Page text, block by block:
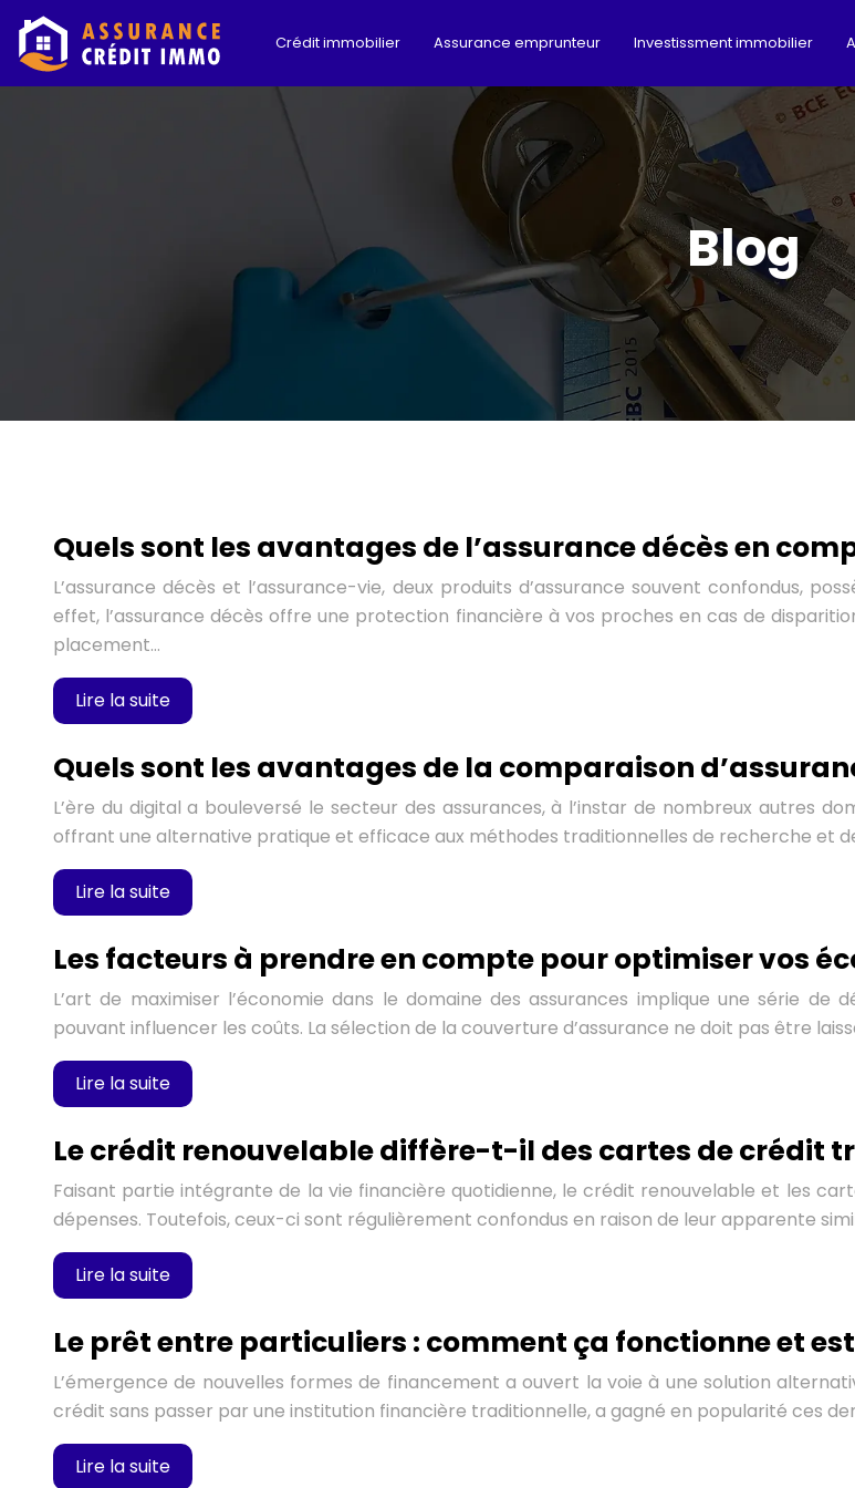
Crédit immobilier Assurance emprunteur Investissment immobilier
Blog
Quels sont les avantages de l’assurance décès en
L’assurance décès et l’assurance-vie, deux produits d’assurance souvent confondus,
effet, l’assurance décès offre une protection financière à vos proches en cas de
placement…
Lire la suite
Quels sont les avantages de la comparaison
L’ère du digital a bouleversé le secteur des assurances, à l’instar de nombreux autres
offrant une alternative pratique et efficace aux méthodes traditionnelles de recherche et
Lire la suite
Les facteurs à prendre en compte pour optimiser vos
L’art de maximiser l’économie dans le domaine des assurances implique une série
pouvant influencer les coûts. La sélection de la couverture d’assurance ne doit pas être
Lire la suite
Le crédit renouvelable diffère-t-il des cartes de crédit
Faisant partie intégrante de la vie financière quotidienne, le crédit renouvelable et les
dépenses. Toutefois, ceux-ci sont régulièrement confondus en raison de leur apparente
Lire la suite
Le prêt entre particuliers : comment ça fonctionne et
L’émergence de nouvelles formes de financement a ouvert la voie à une solution
crédit sans passer par une institution financière traditionnelle, a gagné en popularité ces
Lire la suite